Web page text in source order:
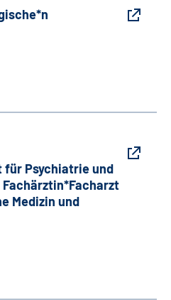
für Psychiatrie und
Medizin und